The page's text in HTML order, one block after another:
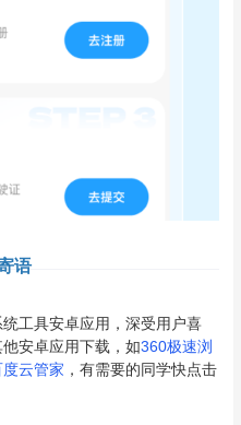
语
工具安卓应用，深受用户喜
安卓应用下载，如360极速浏
度云管家 ，有需要的同学快点击